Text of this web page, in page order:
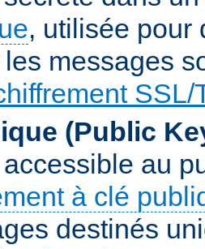
, utilisée pour
messages
SSL/
(Public
au
à clé
destinés